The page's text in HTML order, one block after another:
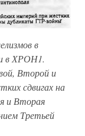
в
в ХРОН1.
Второй и
сдвигах на
и Вторая
Третьей